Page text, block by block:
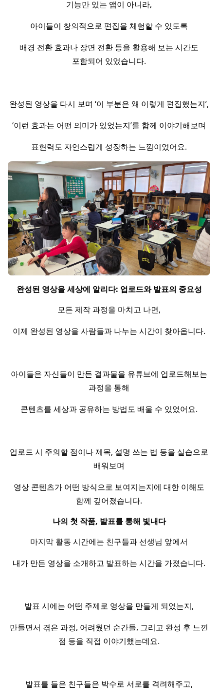
기능만 있는 앱이 아니라,
아이들이 창의적으로 편집을 체험할 수 있도록
배경 전환 효과나 장면 전환 등을 활용해 보는 시간도
포함되어 있었습니다.
완성된 영상을 다시 보며 ‘이 부분은 왜 이렇게 편집했는지’,
‘이런 효과는 어떤 의미가 있었는지’를 함께 이야기해보며
표현력도 자연스럽게 성장하는 느낌이었어요.
완성된 영상을 세상에 알리다: 업로드와 발표의 중요성
모든 제작 과정을 마치고 나면,
이제 완성된 영상을 사람들과 나누는 시간이 찾아옵니다.
아이들은 자신들이 만든 결과물을 유튜브에 업로드해보는
과정을 통해
콘텐츠를 세상과 공유하는 방법도 배울 수 있었어요.
업로드 시 주의할 점이나 제목, 설명 쓰는 법 등을 실습으로
배워보며
영상 콘텐츠가 어떤 방식으로 보여지는지에 대한 이해도
함께 깊어졌습니다.
나의 첫 작품, 발표를 통해 빛내다
마지막 활동 시간에는 친구들과 선생님 앞에서
내가 만든 영상을 소개하고 발표하는 시간을 가졌습니다.
발표 시에는 어떤 주제로 영상을 만들게 되었는지,
만들면서 겪은 과정, 어려웠던 순간들, 그리고 완성 후 느낀
점 등을 직접 이야기했는데요.
발표를 들은 친구들은 박수로 서로를 격려해주고,